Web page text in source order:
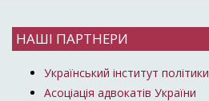
НАШІ ПАРТНЕРИ
Український інститут політики
Асоціація адвокатів України